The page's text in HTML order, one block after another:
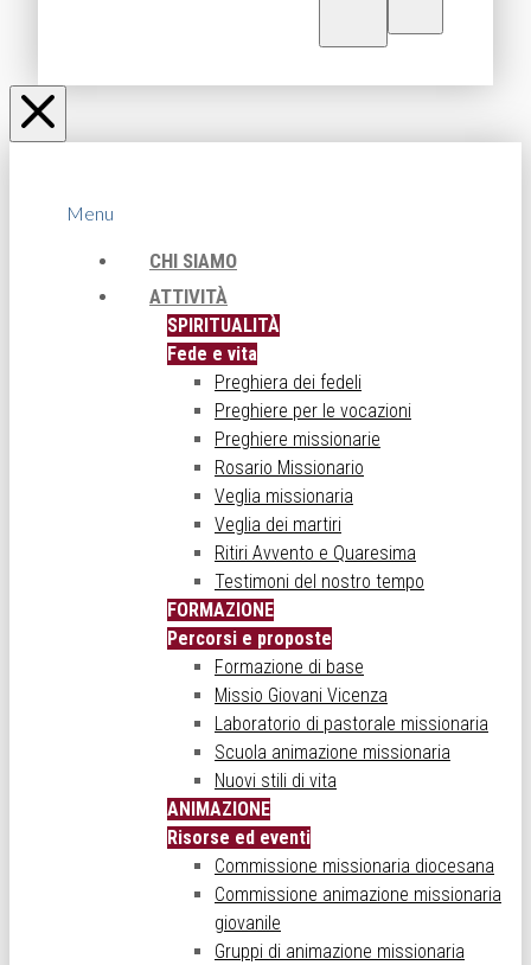
Menu
CHI SIAMO
ATTIVITÀ
SPIRITUALITÀ
Fede e vita
Preghiera dei fedeli
Preghiere per le vocazioni
Preghiere missionarie
Rosario Missionario
Veglia missionaria
Veglia dei martiri
Ritiri Avvento e Quaresima
Testimoni del nostro tempo
FORMAZIONE
Percorsi e proposte
Formazione di base
Missio Giovani Vicenza
Laboratorio di pastorale missionaria
Scuola animazione missionaria
Nuovi stili di vita
ANIMAZIONE
Risorse ed eventi
Commissione missionaria diocesana
Commissione animazione missionaria
giovanile
Gruppi di animazione missionaria